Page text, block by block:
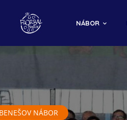
NÁBOR
NÁBOR